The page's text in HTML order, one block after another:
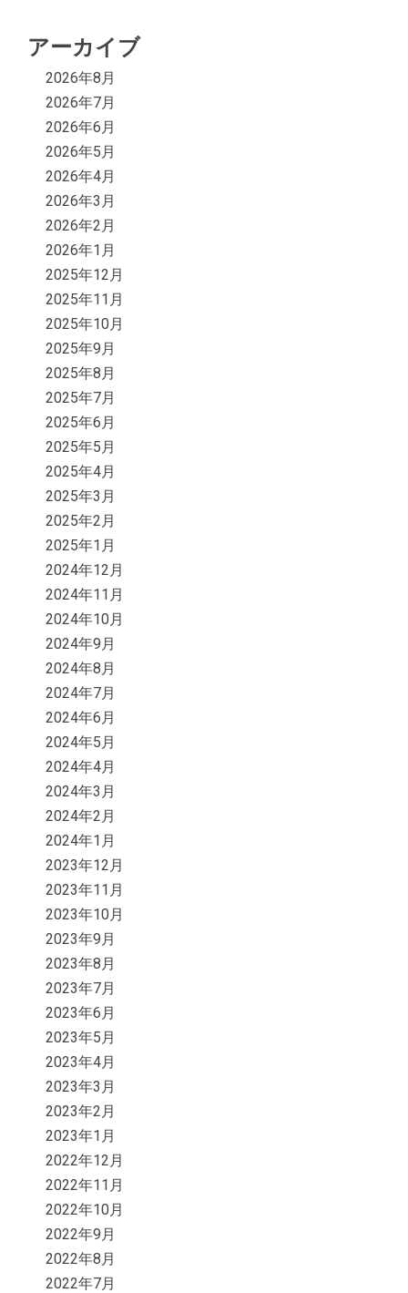
アーカイブ
2026年8月
2026年7月
2026年6月
2026年5月
2026年4月
2026年3月
2026年2月
2026年1月
2025年12月
2025年11月
2025年10月
2025年9月
2025年8月
2025年7月
2025年6月
2025年5月
2025年4月
2025年3月
2025年2月
2025年1月
2024年12月
2024年11月
2024年10月
2024年9月
2024年8月
2024年7月
2024年6月
2024年5月
2024年4月
2024年3月
2024年2月
2024年1月
2023年12月
2023年11月
2023年10月
2023年9月
2023年8月
2023年7月
2023年6月
2023年5月
2023年4月
2023年3月
2023年2月
2023年1月
2022年12月
2022年11月
2022年10月
2022年9月
2022年8月
2022年7月